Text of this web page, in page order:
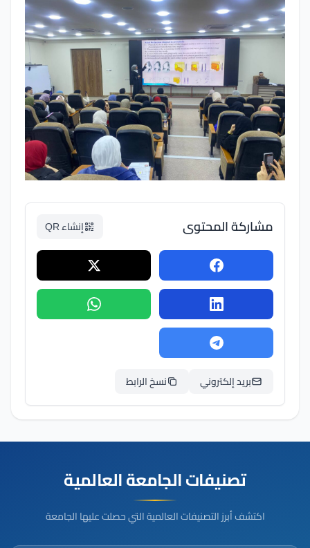
مشاركة المحتوى إنشاء QR
بريد إلكتروني نسخ الرابط
تصنيفات الجامعة العالمية
اكتشف أبرز التصنيفات العالمية التي حصلت عليها الجامعة